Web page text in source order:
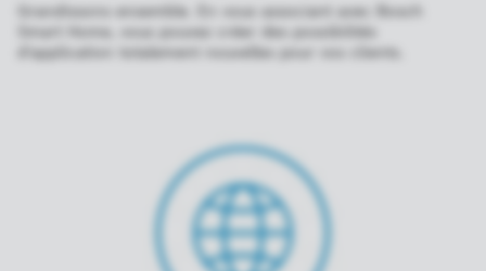
Grandissons ensemble. En vous associant avec Bosch
Smart Home, vous pouvez créer des possibilités
d'application totalement nouvelles pour vos clients.